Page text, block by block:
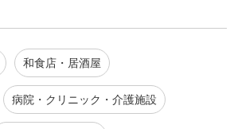
和食店・居酒屋
病院・クリニック・介護施設